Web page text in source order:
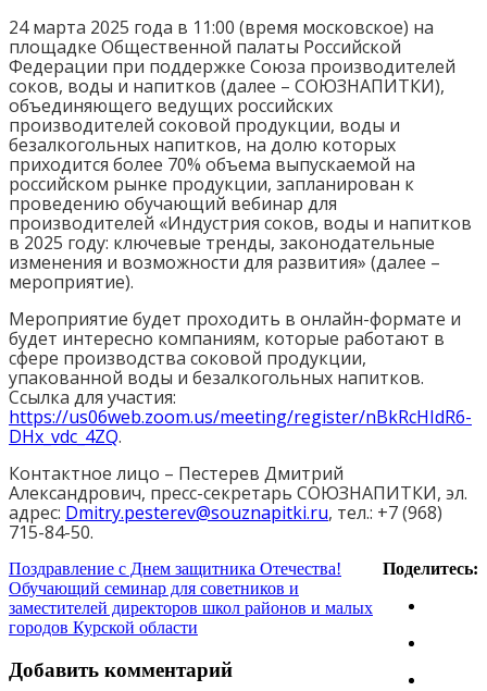
24 марта 2025 года в 11:00 (время московское) на
площадке Общественной палаты Российской
Федерации при поддержке Союза производителей
соков, воды и напитков (далее – СОЮЗНАПИТКИ),
объединяющего ведущих российских
производителей соковой продукции, воды и
безалкогольных напитков, на долю которых
приходится более 70% объема выпускаемой на
российском рынке продукции, запланирован к
проведению обучающий вебинар для
производителей «Индустрия соков, воды и напитков
в 2025 году: ключевые тренды, законодательные
изменения и возможности для развития» (далее –
мероприятие).
Мероприятие будет проходить в онлайн-формате и
будет интересно компаниям, которые работают в
сфере производства соковой продукции,
упакованной воды и безалкогольных напитков.
Ссылка для участия:
https://us06web.zoom.us/meeting/register/nBkRcHIdR6-
DHx_vdc_4ZQ.
Контактное лицо – Пестерев Дмитрий
Александрович, пресс-секретарь СОЮЗНАПИТКИ, эл.
адрес: Dmitry.pesterev@souznapitki.ru, тел.: +7 (968)
715-84-50.
Поделитесь:
Поздравление с Днем защитника Отечества!
Обучающий семинар для советников и
заместителей директоров школ районов и малых
городов Курской области
Добавить комментарий